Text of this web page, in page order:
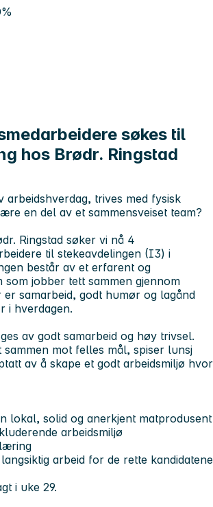
søkes til
hos Brødr. Ringstad
arbeidshverdag, trives med fysisk
en del av et sammensveiset team?
Ringstad søker vi nå 4
til stekeavdelingen (I3) i
består av et erfarent og
som jobber tett sammen gjennom
er samarbeid, godt humør og lagånd
i hverdagen.
av godt samarbeid og høy trivsel.
sammen mot felles mål, spiser lunsj
av å skape et godt arbeidsmiljø hvor
lokal, solid og anerkjent matprodusent
arbeidsmiljø
arbeid for de rette kandidatene
i uke 29.